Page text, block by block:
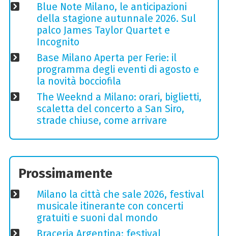
Blue Note Milano, le anticipazioni
della stagione autunnale 2026. Sul
palco James Taylor Quartet e
Incognito
Base Milano Aperta per Ferie: il
programma degli eventi di agosto e
la novità bocciofila
The Weeknd a Milano: orari, biglietti,
scaletta del concerto a San Siro,
strade chiuse, come arrivare
Prossimamente
Milano la città che sale 2026, festival
musicale itinerante con concerti
gratuiti e suoni dal mondo